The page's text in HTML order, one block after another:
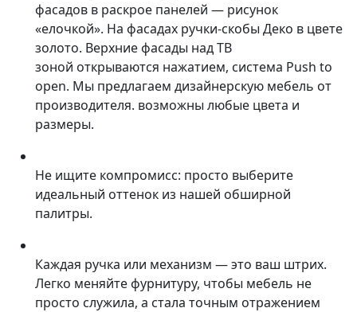
фасадов в раскрое панелей — рисунок
«елочкой». На фасадах ручки-скобы Деко в цвете
золото. Верхние фасады над ТВ
зоной открываются нажатием, система Push to
open. Мы предлагаем дизайнерскую мебель от
производителя. возможны любые цвета и
размеры.
Не ищите компромисс: просто выберите
идеальный оттенок из нашей обширной
палитры.
Каждая ручка или механизм — это ваш штрих.
Легко меняйте фурнитуру, чтобы мебель не
просто служила, а стала точным отражением